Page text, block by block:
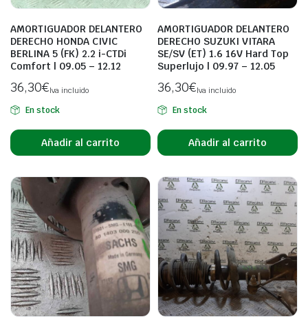
AMORTIGUADOR DELANTERO
DERECHO HONDA CIVIC
BERLINA 5 (FK) 2.2 i-CTDi
Comfort | 09.05 – 12.12
36,30€Iva incluido
En stock
Añadir al carrito
AMORTIGUADOR DELANTERO
DERECHO SUZUKI VITARA
SE/SV (ET) 1.6 16V Hard Top
Superlujo | 09.97 – 12.05
36,30€Iva incluido
En stock
Añadir al carrito